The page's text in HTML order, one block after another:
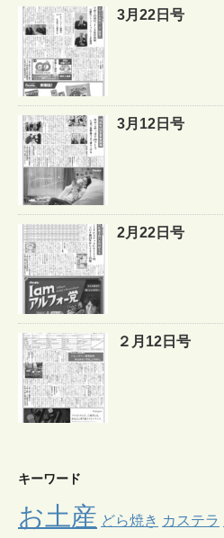
3月22日号
3月12日号
2月22日号
２月12日号
キーワード
お土産 どら焼き カステラ